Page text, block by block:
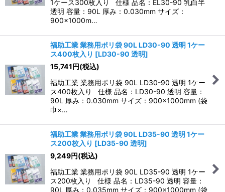
1ケース300枚入り 仕様 品名：EL30-90 乳白半
透明 容量：90L 厚み：0.030mm サイズ：
900×1000m…
福助工業 業務用ポリ袋 90L LD30-90 透明 1ケー
ス400枚入り [LD30-90 透明]
15,741円(税込)
福助工業 業務用ポリ袋 90L LD30-90 透明 1ケー
ス400枚入り 仕様 品名：LD30-90 透明 容量：
90L 厚み：0.030mm サイズ：900×1000mm (袋
巾×…
福助工業 業務用ポリ袋 90L LD35-90 透明 1ケー
ス200枚入り [LD35-90 透明]
9,249円(税込)
福助工業 業務用ポリ袋 90L LD35-90 透明 1ケー
ス200枚入り 仕様 品名：LD35-90 透明 容量：
90L 厚み：0.035mm サイズ：900×1000mm (袋